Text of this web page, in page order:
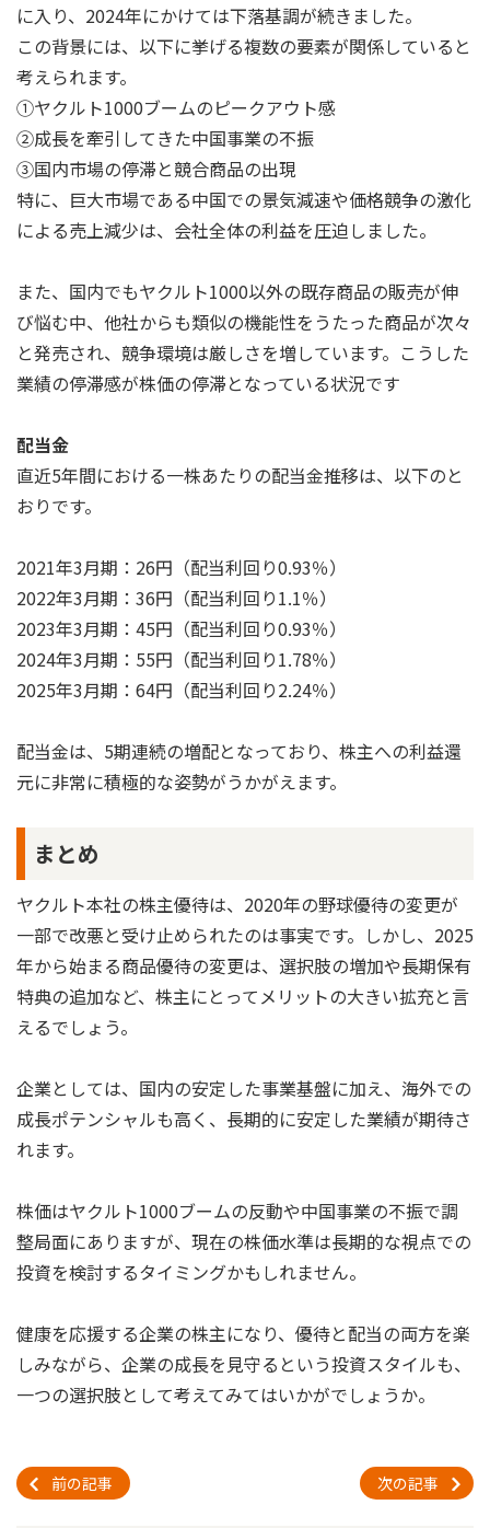
に入り、2024年にかけては下落基調が続きました。
この背景には、以下に挙げる複数の要素が関係していると
考えられます。
①ヤクルト1000ブームのピークアウト感
②成長を牽引してきた中国事業の不振
③国内市場の停滞と競合商品の出現
特に、巨大市場である中国での景気減速や価格競争の激化
による売上減少は、会社全体の利益を圧迫しました。
また、国内でもヤクルト1000以外の既存商品の販売が伸
び悩む中、他社からも類似の機能性をうたった商品が次々
と発売され、競争環境は厳しさを増しています。こうした
業績の停滞感が株価の停滞となっている状況です
配当金
直近5年間における一株あたりの配当金推移は、以下のと
おりです。
2021年3月期：26円（配当利回り0.93％）
2022年3月期：36円（配当利回り1.1％）
2023年3月期：45円（配当利回り0.93％）
2024年3月期：55円（配当利回り1.78％）
2025年3月期：64円（配当利回り2.24％）
配当金は、5期連続の増配となっており、株主への利益還
元に非常に積極的な姿勢がうかがえます。
まとめ
ヤクルト本社の株主優待は、2020年の野球優待の変更が
一部で改悪と受け止められたのは事実です。しかし、2025
年から始まる商品優待の変更は、選択肢の増加や長期保有
特典の追加など、株主にとってメリットの大きい拡充と言
えるでしょう。
企業としては、国内の安定した事業基盤に加え、海外での
成長ポテンシャルも高く、長期的に安定した業績が期待さ
れます。
株価はヤクルト1000ブームの反動や中国事業の不振で調
整局面にありますが、現在の株価水準は長期的な視点での
投資を検討するタイミングかもしれません。
健康を応援する企業の株主になり、優待と配当の両方を楽
しみながら、企業の成長を見守るという投資スタイルも、
一つの選択肢として考えてみてはいかがでしょうか。
前の記事 次の記事